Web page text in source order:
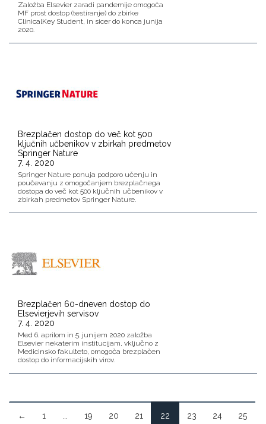
Založba Elsevier zaradi pandemije omogoča
MF prost dostop (testiranje) do zbirke
ClinicalKey Student, in sicer do konca junija
2020.
Brezplačen dostop do več kot 500
ključnih učbenikov v zbirkah predmetov
Springer Nature
7. 4. 2020
Springer Nature ponuja podporo učenju in
poučevanju z omogočanjem brezplačnega
dostopa do več kot 500 ključnih učbenikov v
zbirkah predmetov Springer Nature.
Brezplačen 60-dneven dostop do
Elsevierjevih servisov
7. 4. 2020
Med 6. aprilom in 5. junijem 2020 založba
Elsevier nekaterim institucijam, vključno z
Medicinsko fakulteto, omogoča brezplačen
dostop do informacijskih virov.
← 1 19 20 21 22 23 24 25